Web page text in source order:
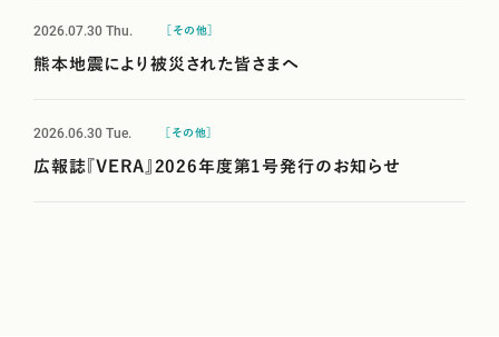
2026.07.30Thu. ［その他］
熊本地震により被災された皆さまへ
2026.06.30Tue. ［その他］
広報誌『VERA』2026年度第1号発行のお知らせ